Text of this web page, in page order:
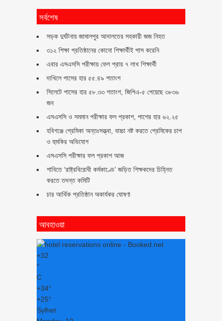
সর্বশেষ
সড়ক দুর্ঘটনায় জামালপুর আদালতের সহকারী জজ নিহত
৩১২ শিক্ষা প্রতিষ্ঠানের কোনো শিক্ষার্থীই পাস করেনি
এবার এসএসসি পরীক্ষায় ফেল প্রায় ৭ লাখ শিক্ষার্থী
দাখিলে পাসের হার ৫৫.৪৯ শতাংশ
সিলেটে পাসের হার ৫৮.৩৩ শতাংশ, জিপিএ-৫ পেয়েছে ৩৮৩৬
জন
এসএসসি ও সমমান পরীক্ষার ফল প্রকাশ, পাশের হার ৬২.২৫
হবিগঞ্জে প্রেমিকা অন্তঃসত্ত্বা, বাচ্চা নষ্ট করতে প্রেমিকের চাপ
ও হুমকির অভিযোগ
এসএসসি পরীক্ষার ফল প্রকাশ আজ
শাবিতে ‘রাষ্ট্রবিরোধী কর্মকাণ্ডে’ জড়িত শিক্ষকদের চিহ্নিত
করতে তদন্ত কমিটি
চার আর্থিক প্রতিষ্ঠান অকার্যকর ঘোষণা
আবহাওয়া
+32
°
C
+34°
+25°
Sylhet